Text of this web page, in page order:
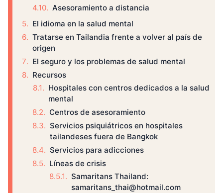
Asesoramiento a distancia
El idioma en la salud mental
Tratarse en Tailandia frente a volver al país de
origen
El seguro y los problemas de salud mental
Recursos
Hospitales con centros dedicados a la salud
mental
Centros de asesoramiento
Servicios psiquiátricos en hospitales
tailandeses fuera de Bangkok
Servicios para adicciones
Líneas de crisis
Samaritans Thailand:
samaritans_thai@hotmail.com